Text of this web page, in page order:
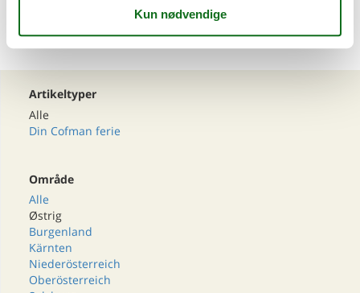
1 2 3
Artikeltyper
Alle
Din Cofman ferie
Område
Alle
Østrig
Burgenland
Kärnten
Niederösterreich
Oberösterreich